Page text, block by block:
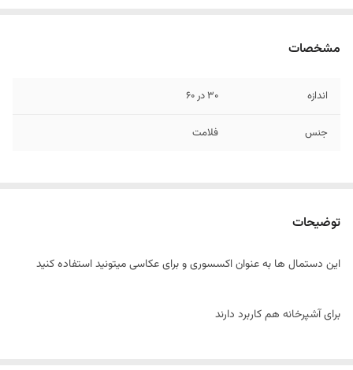
مشخصات
اندازه 30 در 60
جنس فلامت
توضیحات
این دستمال ها به عنوان اکسسوری و برای عکاسی میتونید استفاده کنید
برای آشپرخانه هم کاربرد دارند